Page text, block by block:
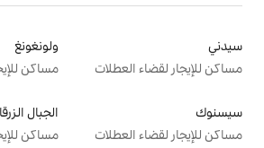
ولونغونغ
مساكن للإيجار لقضاء العطلات
الجبال الزرقاء
مساكن للإيجار لقضاء العطلات